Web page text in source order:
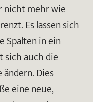
nicht mehr wie
Es lassen sich
Spalten in ein
sich auch die
Dies
eine neue,